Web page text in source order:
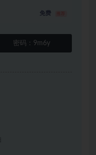
免费
密码： 9m6y